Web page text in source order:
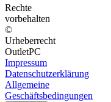
Rechte
vorbehalten
©
Urheberrecht
OutletPC
Impressum
Datenschutzerklärung
Allgemeine
Geschäftsbedingungen